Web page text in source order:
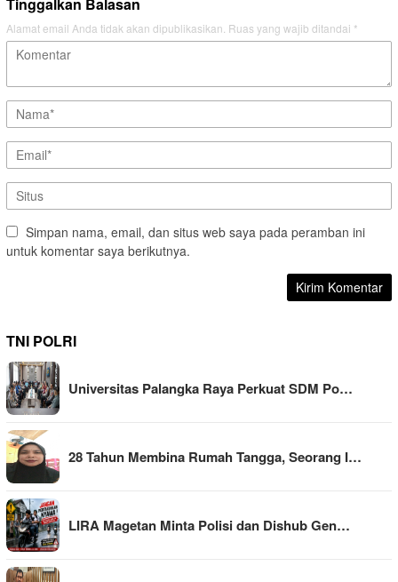
Alamat email Anda tidak akan dipublikasikan. Ruas yang wajib ditandai *
Simpan nama, email, dan situs web saya pada peramban ini
untuk komentar saya berikutnya.
TNI POLRI
Universitas Palangka Raya Perkuat SDM Po…
28 Tahun Membina Rumah Tangga, Seorang I…
LIRA Magetan Minta Polisi dan Dishub Gen…